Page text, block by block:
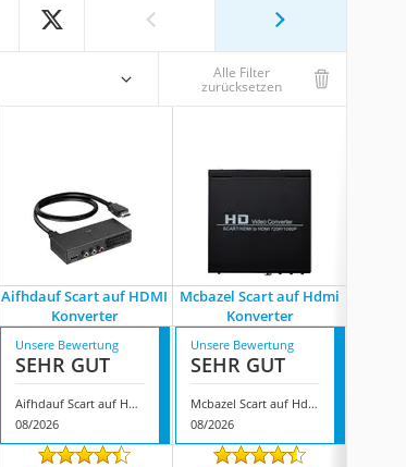
Alle Filter
zurücksetzen
Aifhdauf Scart auf HDMI
Konverter
Mcbazel Scart auf Hdmi
Konverter
Unsere Bewertung
SEHR GUT
Aifhdauf Scart auf HDMI Konverter
08/2026
Unsere Bewertung
SEHR GUT
Mcbazel Scart auf Hdmi Konverter
08/2026